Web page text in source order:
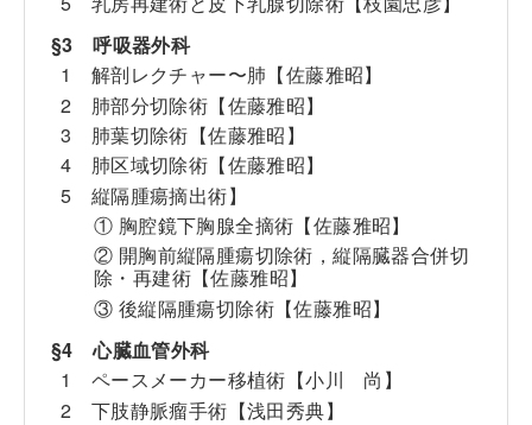
§3 呼吸器外科
1 解剖レクチャー〜肺【佐藤雅昭】
2 肺部分切除術【佐藤雅昭】
3 肺葉切除術【佐藤雅昭】
4 肺区域切除術【佐藤雅昭】
5 縦隔腫瘍摘出術】
① 胸腔鏡下胸腺全摘術【佐藤雅昭】
② 開胸前縦隔腫瘍切除術，縦隔臓器合併切
除・再建術【佐藤雅昭】
③ 後縦隔腫瘍切除術【佐藤雅昭】
§4 心臓血管外科
1 ペースメーカー移植術【小川 尚】
2 下肢静脈瘤手術【浅田秀典】